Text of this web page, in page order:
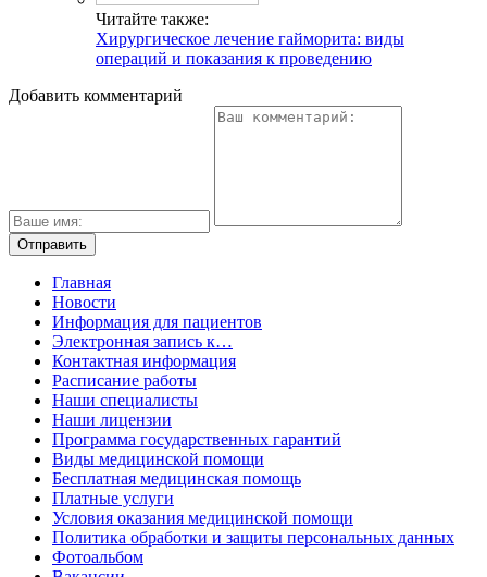
Читайте также:
Хирургическое лечение гайморита: виды
операций и показания к проведению
Добавить комментарий
Главная
Новости
Информация для пациентов
Электронная запись к…
Контактная информация
Расписание работы
Наши специалисты
Наши лицензии
Программа государственных гарантий
Виды медицинской помощи
Бесплатная медицинская помощь
Платные услуги
Условия оказания медицинской помощи
Политика обработки и защиты персональных данных
Фотоальбом